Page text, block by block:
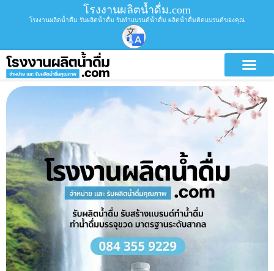
โรงงานผลิตน้ำดื่ม.com
โรงงานผลิตน้ำดื่ม รับผลิตน้ำดื่ม รับทำแบรนด์น้ำดื่ม ผลิตน้ำดื่มติดแบรนด์ของคุณ